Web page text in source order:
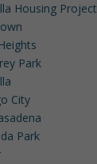
Housing Project
Park
City
Park